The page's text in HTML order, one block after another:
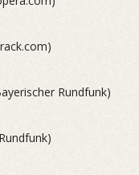
Rundfunk)